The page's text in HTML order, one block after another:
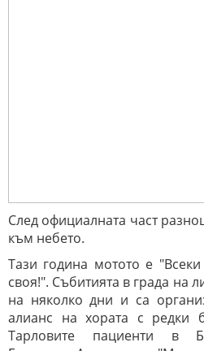
След официалната част
към небето.
Тази година мотото е
своя!". Събитията в града на
на няколко дни и са
алианс на хората с редки
Тарловите пациенти в